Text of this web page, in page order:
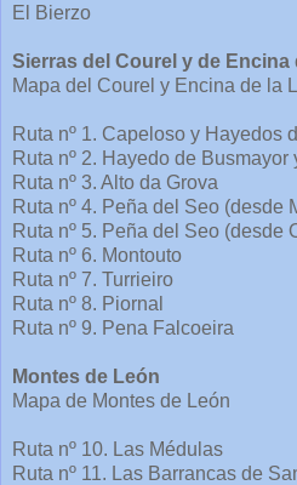
El Bierzo
Sierras del Courel y de Encina
Mapa del Courel y Encina de la
Ruta nº 1. Capeloso y Hayedos
Ruta nº 2. Hayedo de Busmayor
Ruta nº 3. Alto da Grova
Ruta nº 4. Peña del Seo (desde
Ruta nº 5. Peña del Seo (desde
Ruta nº 6. Montouto
Ruta nº 7. Turrieiro
Ruta nº 8. Piornal
Ruta nº 9. Pena Falcoeira
Montes de León
Mapa de Montes de León
Ruta nº 10. Las Médulas
Ruta nº 11. Las Barrancas de